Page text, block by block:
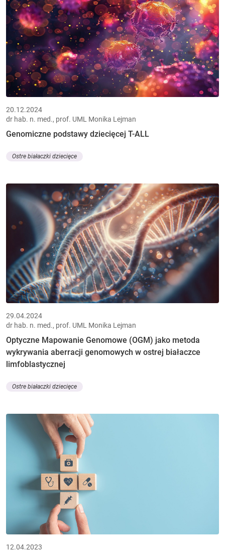
20.12.2024
dr hab. n. med., prof. UML Monika Lejman
Genomiczne podstawy dziecięcej T-ALL
Ostre białaczki dziecięce
29.04.2024
dr hab. n. med., prof. UML Monika Lejman
Optyczne Mapowanie Genomowe (OGM) jako metoda
wykrywania aberracji genomowych w ostrej białaczce
limfoblastycznej
Ostre białaczki dziecięce
12.04.2023